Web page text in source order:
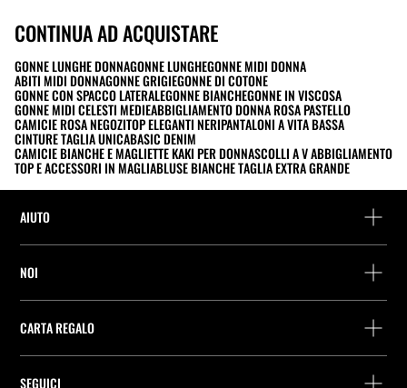
CONTINUA AD ACQUISTARE
GONNE LUNGHE DONNAGONNE LUNGHEGONNE MIDI DONNA
ABITI MIDI DONNAGONNE GRIGIEGONNE DI COTONE
GONNE CON SPACCO LATERALEGONNE BIANCHEGONNE IN VISCOSA
GONNE MIDI CELESTI MEDIEABBIGLIAMENTO DONNA ROSA PASTELLO
CAMICIE ROSA NEGOZITOP ELEGANTI NERIPANTALONI A VITA BASSA
CINTURE TAGLIA UNICABASIC DENIM
CAMICIE BIANCHE E MAGLIETTE KAKI PER DONNASCOLLI A V ABBIGLIAMENTO
TOP E ACCESSORI IN MAGLIABLUSE BIANCHE TAGLIA EXTRA GRANDE
AIUTO
Rintraccia il tuo ordine
Ricerca dei punti di consegna
NOI
Società
CARTA REGALO
SEGUICI